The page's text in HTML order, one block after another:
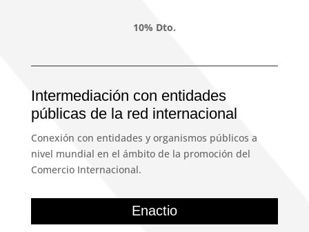
10% Dto.
Intermediación con entidades
públicas de la red internacional
Conexión con entidades y organismos públicos a
nivel mundial en el ámbito de la promoción del
Comercio Internacional.
Enactio